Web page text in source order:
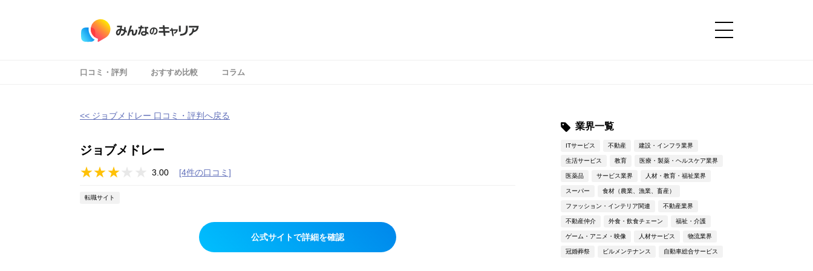
口コミ・評判 おすすめ比較 コラム
<< ジョブメドレー 口コミ・評判へ戻る
ジョブメドレー
3.00 [4件の口コミ]
転職サイト
公式サイトで詳細を確認
業界一覧
ITサービス 不動産 建設・インフラ業界
生活サービス 教育 医療・製薬・ヘルスケア業界
医薬品 サービス業界 人材・教育・福祉業界
スーパー 食材（農業、漁業、畜産）
ファッション・インテリア関連 不動産業界
不動産仲介 外食・飲食チェーン 福祉・介護
ゲーム・アニメ・映像 人材サービス 物流業界
冠婚葬祭 ビルメンテナンス 自動車総合サービス